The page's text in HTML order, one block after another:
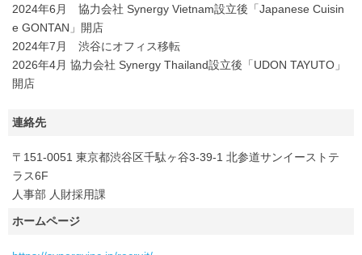
2024年6月 協力会社 Synergy Vietnam設立後「Japanese Cuisin
e GONTAN」開店
2024年7月 渋谷にオフィス移転
2026年4月 協力会社 Synergy Thailand設立後「UDON TAYUTO」
開店
連絡先
〒151-0051 東京都渋谷区千駄ヶ谷3-39-1 北参道サンイーストテ
ラス6F
人事部 人財採用課
ホームページ